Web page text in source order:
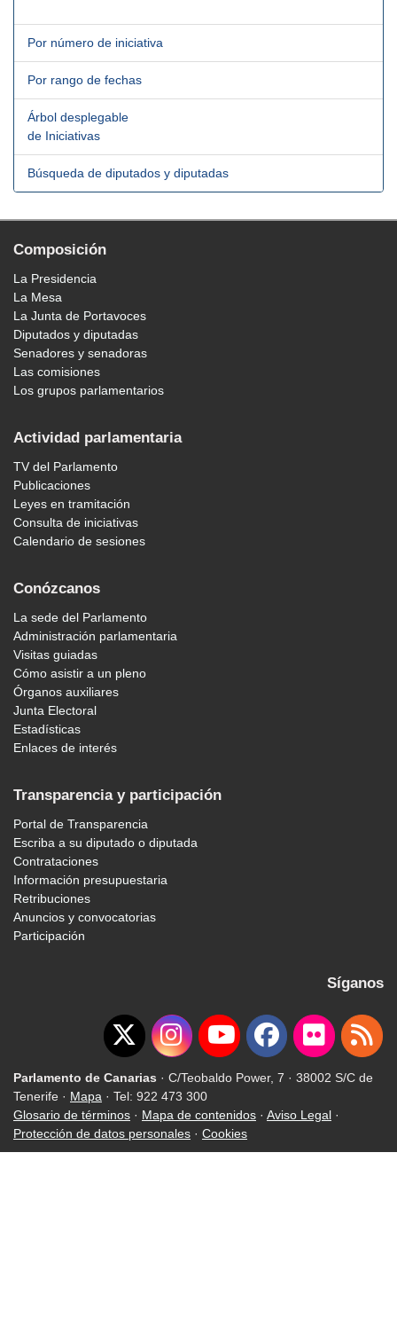
Por número de iniciativa
Por rango de fechas
Árbol desplegable
de Iniciativas
Búsqueda de diputados y diputadas
Composición
La Presidencia
La Mesa
La Junta de Portavoces
Diputados y diputadas
Senadores y senadoras
Las comisiones
Los grupos parlamentarios
Actividad parlamentaria
TV del Parlamento
Publicaciones
Leyes en tramitación
Consulta de iniciativas
Calendario de sesiones
Conózcanos
La sede del Parlamento
Administración parlamentaria
Visitas guiadas
Cómo asistir a un pleno
Órganos auxiliares
Junta Electoral
Estadísticas
Enlaces de interés
Transparencia y participación
Portal de Transparencia
Escriba a su diputado o diputada
Contrataciones
Información presupuestaria
Retribuciones
Anuncios y convocatorias
Participación
Síganos
Parlamento de Canarias · C/Teobaldo Power, 7 · 38002 S/C de
Tenerife · Mapa · Tel: 922 473 300
Glosario de términos · Mapa de contenidos · Aviso Legal ·
Protección de datos personales · Cookies